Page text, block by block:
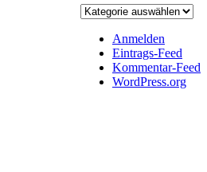
Anmelden
Eintrags-Feed
Kommentar-Feed
WordPress.org